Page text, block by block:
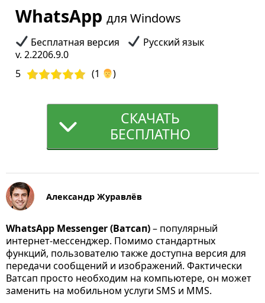
WhatsApp для Windows
Бесплатная версия
Русский язык
v. 2.2206.9.0
5
(1 )
СКАЧАТЬ
БЕСПЛАТНО
Александр Журавлёв
WhatsApp Messenger (Ватсап)– популярный
интернет-мессенджер. Помимо стандартных
функций, пользователю также доступна версия для
передачи сообщений и изображений. Фактически
Ватсап просто необходим на компьютере, он может
заменить на мобильном услуги SMS и MMS.